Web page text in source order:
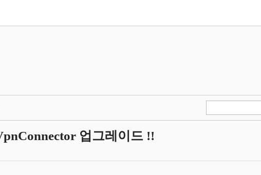
업그레이드 !!